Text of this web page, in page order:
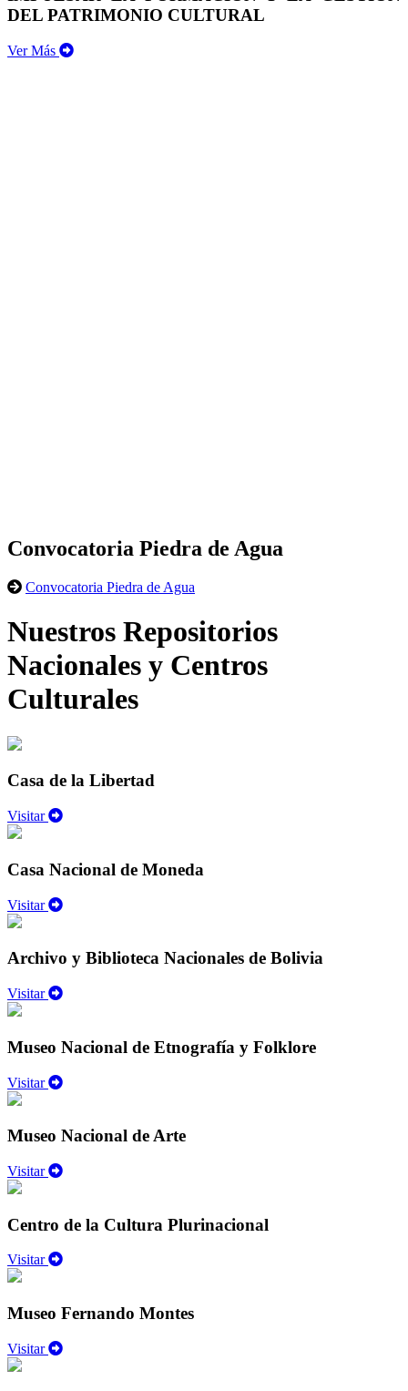
DEL PATRIMONIO CULTURAL
Ver Más
Convocatoria Piedra de Agua
Convocatoria Piedra de Agua
Nuestros Repositorios
Nacionales y Centros
Culturales
Casa de la Libertad
Visitar
Casa Nacional de Moneda
Visitar
Archivo y Biblioteca Nacionales de Bolivia
Visitar
Museo Nacional de Etnografía y Folklore
Visitar
Museo Nacional de Arte
Visitar
Centro de la Cultura Plurinacional
Visitar
Museo Fernando Montes
Visitar